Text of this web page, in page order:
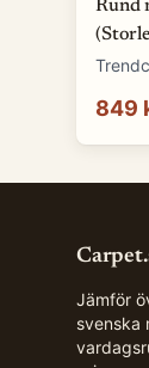
Rund
849
Jämför
svenska